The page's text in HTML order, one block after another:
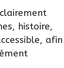
histoire,
afin